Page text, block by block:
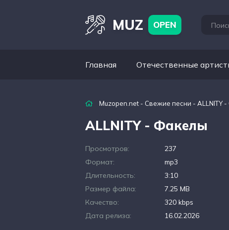
MUZ OPEN
Главная Отечественные
Muzopen.net - Свежие песни - ALLNITY
ALLNITY - Факелы
Просмотров:
237
Формат:
mp3
Длительность:
3:10
Размер файла:
7.25 MB
Качество:
320 kbps
Дата релиза:
16.02.2026